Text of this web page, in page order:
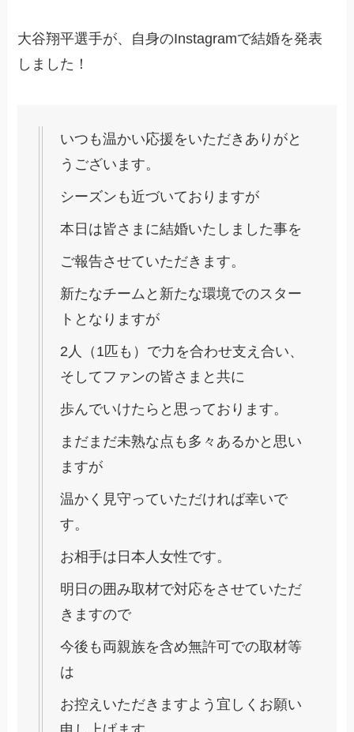
大谷翔平選手が、自身のInstagramで結婚を発表
しました！
いつも温かい応援をいただきありがと
うございます。
シーズンも近づいておりますが
本日は皆さまに結婚いたしました事を
ご報告させていただきます。
新たなチームと新たな環境でのスター
トとなりますが
2人（1匹も）で力を合わせ支え合い、
そしてファンの皆さまと共に
歩んでいけたらと思っております。
まだまだ未熟な点も多々あるかと思い
ますが
温かく見守っていただければ幸いで
す。
お相手は日本人女性です。
明日の囲み取材で対応をさせていただ
きますので
今後も両親族を含め無許可での取材等
は
お控えいただきますよう宜しくお願い